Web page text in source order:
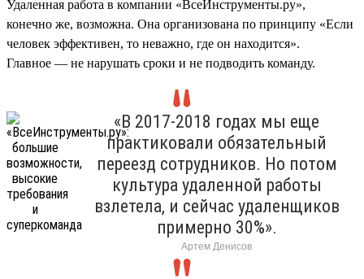
Удаленная работа в компании «ВсеИнструменты.ру»,
конечно же, возможна. Она организована по принципу «Если
человек эффективен, то неважно, где он находится».
Главное — не нарушать сроки и не подводить команду.
«В 2017-2018 годах мы еще
практиковали обязательный
переезд сотрудников. Но потом
культура удаленной работы
взлетела, и сейчас удаленщиков
примерно 30%».
Артем Денисов